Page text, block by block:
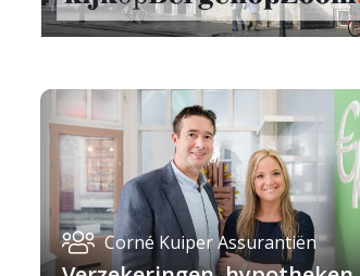
Corné Kuiper Assurantiën